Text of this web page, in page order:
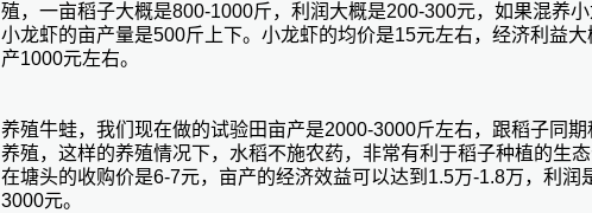
殖，一亩稻子大概是800-1000斤，利润大概是200-300元，如果混养
小龙虾的亩产量是500斤上下。小龙虾的均价是15元左右，经济利益大
产1000元左右。
养殖牛蛙，我们现在做的试验田亩产是2000-3000斤左右，跟稻子同期
养殖，这样的养殖情况下，水稻不施农药，非常有利于稻子种植的生
在塘头的收购价是6-7元，亩产的经济效益可以达到1.5万-1.8万，利润
3000元。